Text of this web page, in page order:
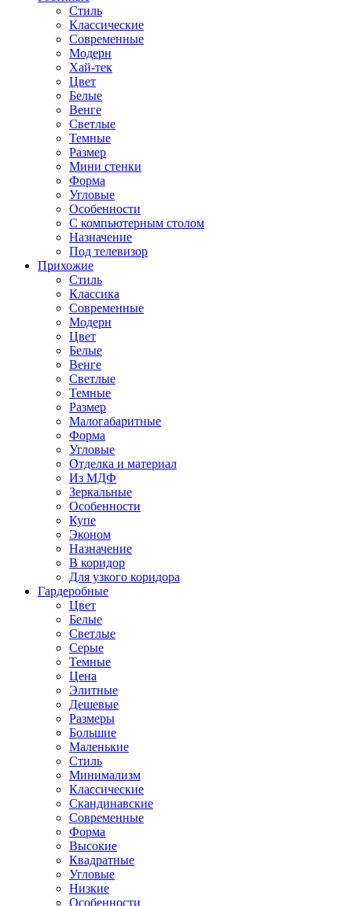
Стиль
Классические
Современные
Модерн
Хай-тек
Цвет
Белые
Венге
Светлые
Темные
Размер
Мини стенки
Форма
Угловые
Особенности
С компьютерным столом
Назначение
Под телевизор
Прихожие
Стиль
Классика
Современные
Модерн
Цвет
Белые
Венге
Светлые
Темные
Размер
Малогабаритные
Форма
Угловые
Отделка и материал
Из МДФ
Зеркальные
Особенности
Купе
Эконом
Назначение
В коридор
Для узкого коридора
Гардеробные
Цвет
Белые
Светлые
Серые
Темные
Цена
Элитные
Дешевые
Размеры
Большие
Маленькие
Стиль
Минимализм
Классические
Скандинавские
Современные
Форма
Высокие
Квадратные
Угловые
Низкие
Особенности